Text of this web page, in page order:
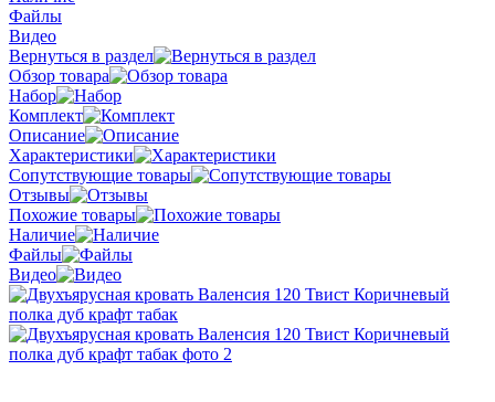
Файлы
Видео
Вернуться в раздел
Обзор товара
Набор
Комплект
Описание
Характеристики
Сопутствующие товары
Отзывы
Похожие товары
Наличие
Файлы
Видео